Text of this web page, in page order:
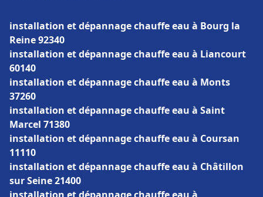
installation et dépannage chauffe eau à Bourg la
Reine 92340
installation et dépannage chauffe eau à Liancourt
60140
installation et dépannage chauffe eau à Monts
37260
installation et dépannage chauffe eau à Saint
Marcel 71380
installation et dépannage chauffe eau à Coursan
11110
installation et dépannage chauffe eau à Châtillon
sur Seine 21400